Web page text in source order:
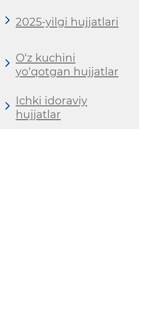
2025-yilgi hujjatlari
O‘z kuchini
yo‘qotgan hujjatlar
Ichki idoraviy
hujjatlar